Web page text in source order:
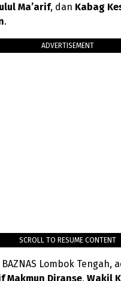
Ma’arif, dan Kabag
.
ADVERTISEMENT
SCROLL TO RESUME CONTENT
Lombok Tengah,
Makmun Diranse, Wakil